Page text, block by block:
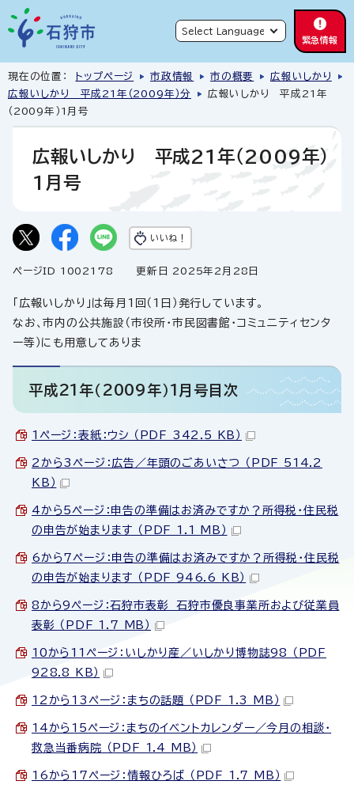
緊急情報
現在の位置： トップページ 市政情報 市の概要
広報いしかり
広報いしかり 平成21年（2009年）分
広報いしかり 平成21年
（2009年）1月号
広報いしかり 平成21年（2009年）
1月号
いいね！
ページID 1002178 更新日 2025年2月28日
「広報いしかり」は毎月1回（1日）発行しています。
なお、市内の公共施設（市役所・市民図書館・コミュニティセンタ
ー等）にも用意してありま
平成21年（2009年）1月号目次
1ページ：表紙：ウシ （PDF 342.5 KB）
2から3ページ：広告／年頭のごあいさつ （PDF 514.2
KB）
4から5ページ：申告の準備はお済みですか？所得税・住民税
の申告が始まります （PDF 1.1 MB）
6から7ページ：申告の準備はお済みですか？所得税・住民税
の申告が始まります （PDF 946.6 KB）
8から9ページ：石狩市表彰 石狩市優良事業所および従業員
表彰 （PDF 1.7 MB）
10から11ページ：いしかり産／いしかり博物誌98 （PDF
928.8 KB）
12から13ページ：まちの話題 （PDF 1.3 MB）
14から15ページ：まちのイベントカレンダー／今月の相談・
救急当番病院 （PDF 1.4 MB）
16から17ページ：情報ひろば （PDF 1.7 MB）